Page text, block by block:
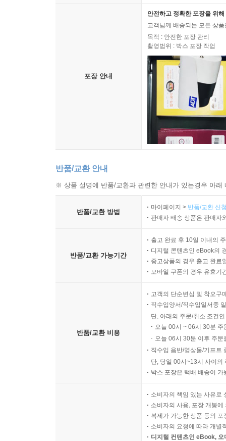
포장 안내
안전하고 정확한 포장을 위
고객님께 배송되는 모든 상
목적 : 안전한 포장 관리
촬영범위 : 박스 포장 작업
반품/교환 안내
※ 상품 설명에 반품/교환과 관련한 안내가 있는경우 아
반품/교환 방법
마이페이지 > 반품/교환 신
판매자 배송 상품은 판매자
반품/교환 가능기간
출고 완료 후 10일 이내의
디지털 콘텐츠인 eBook의
중고상품의 경우 출고 완료
모바일 쿠폰의 경우 유효기
반품/교환 비용
고객의 단순변심 및 착오구
직수입양서/직수입일서중
단, 아래의 주문/취소 조건
오늘 00시 ~ 06시 30분
오늘 06시 30분 이후 주
직수입 음반/영상물/기프트
단, 당일 00시~13시 사이의
박스 포장은 택배 배송이
소비자의 책임 있는 사유로
소비자의 사용, 포장 개봉
복제가 가능한 상품 등의
소비자의 요청에 따라 개별
디지털 컨텐츠인 eBook,